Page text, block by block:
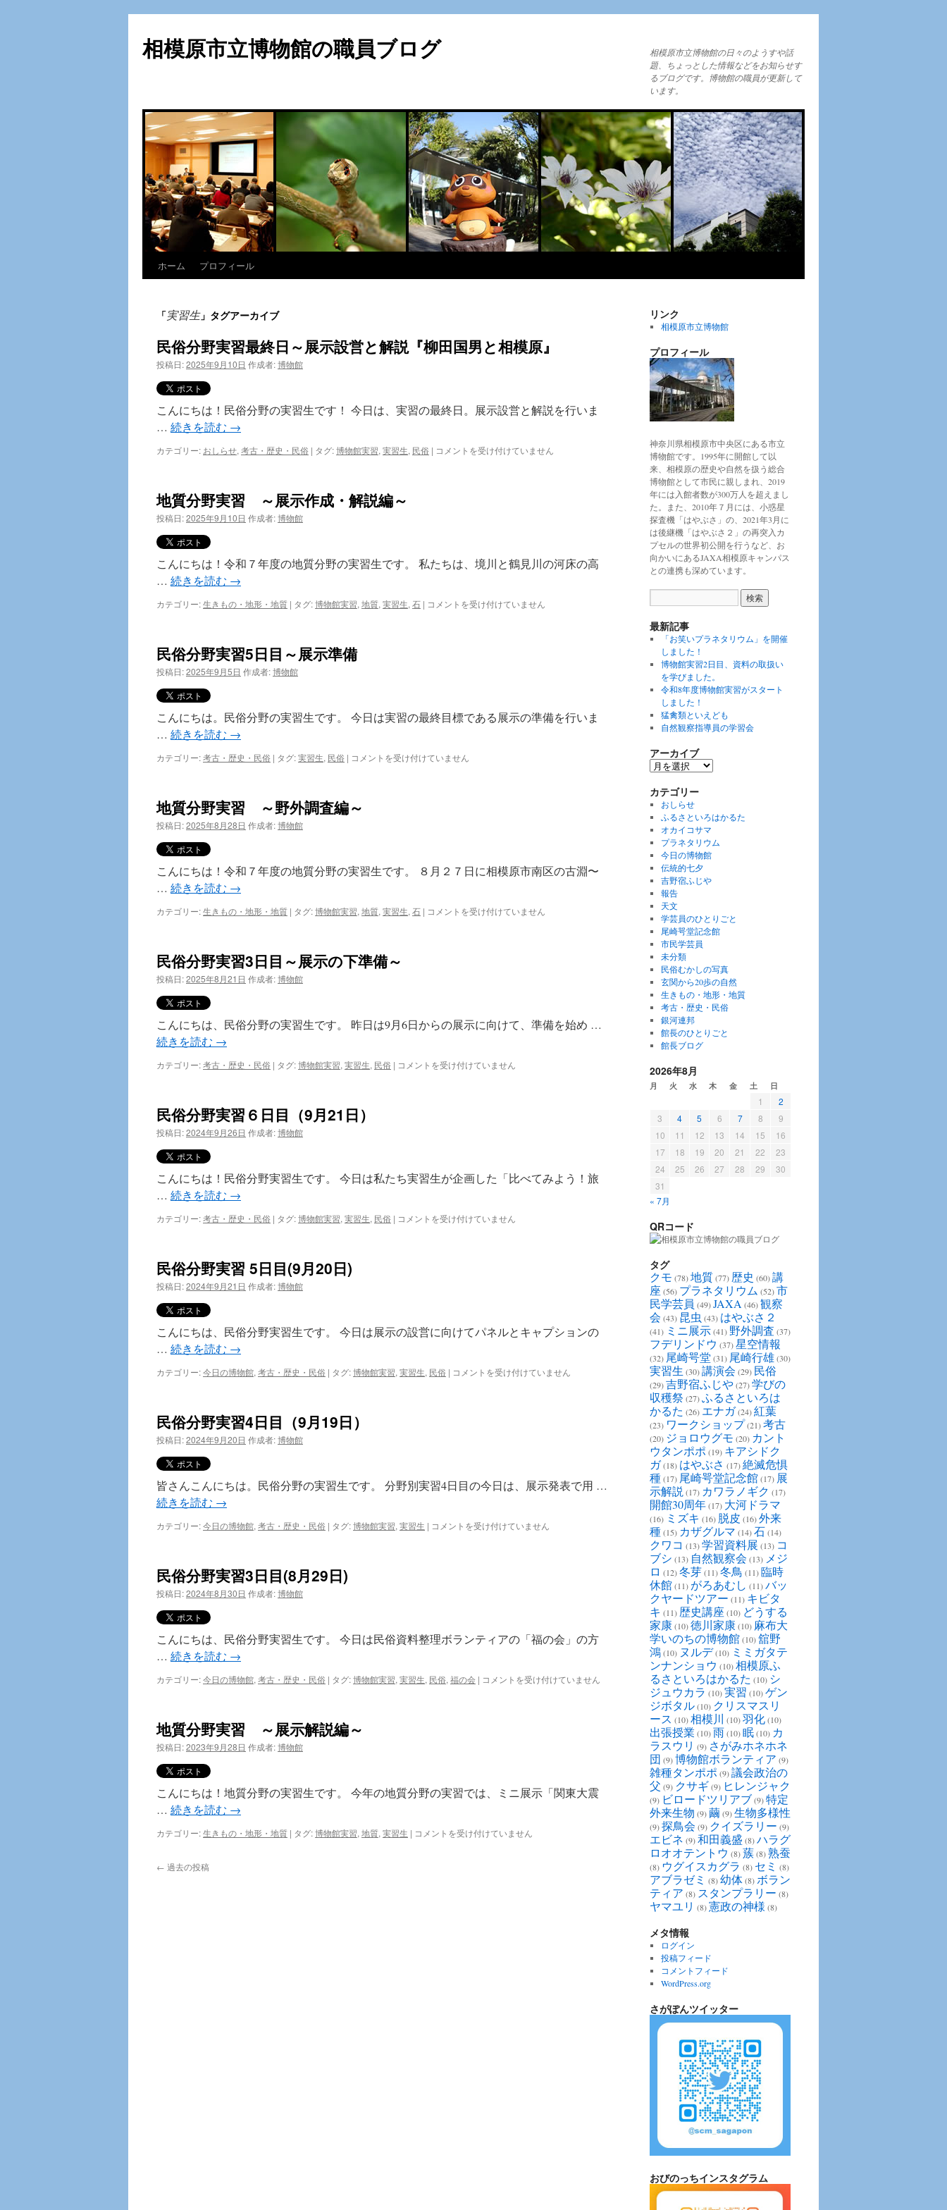
相模原市立博物館の職員ブログ
相模原市立博物館の日々のようすや話
題、ちょっとした情報などをお知らせす
るブログです。博物館の職員が更新して
います。
プ
ホーム プロフィール
「実習生」タグアーカイブ
民俗分野実習最終日～展示設営と解説『柳田国男と相模原』
投稿日:2025年9月10日 作成者:博物館
こんにちは！民俗分野の実習生です！ 今日は、実習の最終日。展示設営と解説を行いま
… 続きを読む →
カテゴリー: おしらせ, 考古・歴史・民俗 | タグ:博物館実習, 実習生, 民俗 | 民
～
設
と
原』
コメントを受け付けていません
地質分野実習 ～展示作成・解説編～
投稿日:2025年9月10日 作成者:博物館
こんにちは！令和７年度の地質分野の実習生です。 私たちは、境川と鶴見川の河床の高
… 続きを読む →
カテゴリー:生きもの・地形・地質 | タグ:博物館実習, 地質, 実習生, 石 | 地
作
説
コメントを受け付けていません
民俗分野実習5日目～展示準備
投稿日:2025年9月5日 作成者:博物館
こんにちは。民俗分野の実習生です。 今日は実習の最終目標である展示の準備を行いま
… 続きを読む →
カテゴリー:考古・歴史・民俗 | タグ:実習生, 民俗 | 民
実
～
準
コメントを受け付けていません
地質分野実習 ～野外調査編～
投稿日:2025年8月28日 作成者:博物館
こんにちは！令和７年度の地質分野の実習生です。 ８月２７日に相模原市南区の古淵〜
… 続きを読む →
カテゴリー:生きもの・地形・地質 | タグ:博物館実習, 地質, 実習生, 石 | 地
調
～
コメントを受け付けていません
民俗分野実習3日目～展示の下準備～
投稿日:2025年8月21日 作成者:博物館
こんにちは、民俗分野の実習生です。 昨日は9月6日からの展示に向けて、準備を始め …
続きを読む →
カテゴリー:考古・歴史・民俗 | タグ:博物館実習, 実習生, 民俗 | 民
～
の
コメントを受け付けていません
民俗分野実習６日目（9月21日）
投稿日:2024年9月26日 作成者:博物館
こんにちは！民俗分野実習生です。 今日は私たち実習生が企画した「比べてみよう！旅
… 続きを読む →
カテゴリー:考古・歴史・民俗 | タグ:博物館実習, 実習生, 民俗 | 民
（9
日）
コメントを受け付けていません
民俗分野実習 5日目(9月20日)
投稿日:2024年9月21日 作成者:博物館
こんにちは、民俗分野実習生です。 今日は展示の設営に向けてパネルとキャプションの
… 続きを読む →
カテゴリー:今日の博物館, 考古・歴史・民俗 | タグ:博物館実習, 実習生, 民俗 | 民
(9
日)
コメントを受け付けていません
民俗分野実習4日目（9月19日）
投稿日:2024年9月20日 作成者:博物館
皆さんこんにちは。民俗分野の実習生です。 分野別実習4日目の今日は、展示発表で用 …
続きを読む →
カテゴリー:今日の博物館, 考古・歴史・民俗 | タグ:博物館実習, 実習生 | 民
（9
日）
コメントを受け付けていません
民俗分野実習3日目(8月29日)
投稿日:2024年8月30日 作成者:博物館
こんにちは、民俗分野実習生です。 今日は民俗資料整理ボランティアの「福の会」の方
… 続きを読む →
カテゴリー:今日の博物館, 考古・歴史・民俗 | タグ:博物館実習, 実習生, 民俗, 福の会 | 民
(8
日)
コメントを受け付けていません
地質分野実習 ～展示解説編～
投稿日:2023年9月28日 作成者:博物館
こんにちは！地質分野の実習生です。 今年の地質分野の実習では、ミニ展示「関東大震
… 続きを読む →
カテゴリー:生きもの・地形・地質 | タグ:博物館実習, 地質, 実習生 | 地
コメントを受け付けていません
← 過去の投稿
リンク
相模原市立博物館
プロフィール
神奈川県相模原市中央区にある市立
博物館です。1995年に開館して以
来、相模原の歴史や自然を扱う総合
博物館として市民に親しまれ、2019
年には入館者数が300万人を超えまし
た。また、2010年７月には、小惑星
探査機「はやぶさ」の、2021年3月に
は後継機「はやぶさ２」の再突入カ
プセルの世界初公開を行うなど、お
向かいにあるJAXA相模原キャンパス
との連携も深めています。
最新記事
「お笑いプラネタリウム」を開催
しました！
博物館実習2日目、資料の取扱い
を学びました。
令和8年度博物館実習がスタート
しました！
猛禽類といえども
自然観察指導員の学習会
アーカイブ
ア
カ
イ
ブ
カテゴリー
おしらせ
ふるさといろはかるた
オカイコサマ
プラネタリウム
今日の博物館
伝統的七夕
吉野宿ふじや
報告
天文
学芸員のひとりごと
尾崎咢堂記念館
市民学芸員
未分類
民俗むかしの写真
玄関から20歩の自然
生きもの・地形・地質
考古・歴史・民俗
銀河連邦
館長のひとりごと
館長ブログ
2026年8月
月 火 水 木 金 土 日
1
2
3
4 5 6 7 8
9
10
11 12 13 14 15
16
17
18 19 20 21 22
23
24
25 26 27 28 29
30
31
« 7月
QRコード
タグ
クモ (78)地質(77) 歴史 (60)講
座 (56) プラネタリウム (52)市
民学芸員 (49)JAXA (46)観察
会 (43) 昆虫 (43) はやぶさ２
(41) ミニ展示(41) 野外調査 (37)
フデリンドウ (37)星空情報
(32) 尾崎咢堂 (31) 尾崎行雄(30)
実習生 (30)講演会 (29) 民俗
(29)吉野宿ふじや(27)学びの
収穫祭 (27)ふるさといろは
かるた (26) エナガ(24)紅葉
(23) ワークショップ(21)考古
(20) ジョロウグモ (20) カント
ウタンポポ (19) キアシドク
ガ(18) はやぶさ (17)絶滅危惧
種(17) 尾崎咢堂記念館(17) 展
示解説 (17) カワラノギク (17)
開館30周年(17) 大河ドラマ
(16) ミズキ (16) 脱皮 (16)外来
種(15) カザグルマ (14)石(14)
クワコ (13)学習資料展 (13) コ
ブシ (13) 自然観察会 (13) メジ
ロ (12)冬芽(11)冬鳥 (11)臨時
休館(11) がろあむし (11)バッ
クヤードツアー (11) キビタ
キ (11) 歴史講座 (10) どうする
家康(10)徳川家康(10) 麻布大
学いのちの博物館(10)舘野
鴻(10) ヌルデ(10) ミミガタテ
ンナンショウ (10)相模原ふ
るさといろはかるた (10) シ
ジュウカラ (10)実習 (10)ゲン
ジボタル(10) クリスマスリ
ース (10)相模川 (10)羽化(10)
出張授業 (10)雨(10)眠(10) カ
ラスウリ (9) さがみホネホネ
団 (9)博物館ボランティア (9)
雑種タンポポ (9)議会政治の
父 (9) クサギ(9) ヒレンジャク
(9) ビロードツリアブ(9)特定
外来生物 (9)繭(9)生物多様性
(9)探鳥会 (9) クイズラリー (9)
エビネ (9)和田義盛 (8)ハラグ
ロオオテントウ (8)蔟(8)熟蚕
(8) ウグイスカグラ (8) セミ (8)
アブラゼミ (8)幼体(8) ボラン
ティア (8) スタンプラリー (8)
ヤマユリ (8)憲政の神様 (8)
メタ情報
ログイン
投稿フィード
コメントフィード
WordPress.org
さがぽんツイッター
おびのっちインスタグラム